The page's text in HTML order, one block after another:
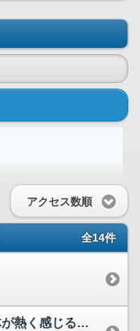
アクセス数順
全14件
ホースに異物がつまった。（本体が熱く感じる、吸込力が弱くな...